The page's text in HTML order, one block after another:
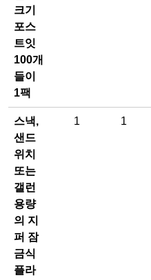
크기
포스
트잇
100개
들이
1팩
스낵,
샌드
위치
또는
갤런
용량
의 지
퍼 잠
금식
플라
1 1